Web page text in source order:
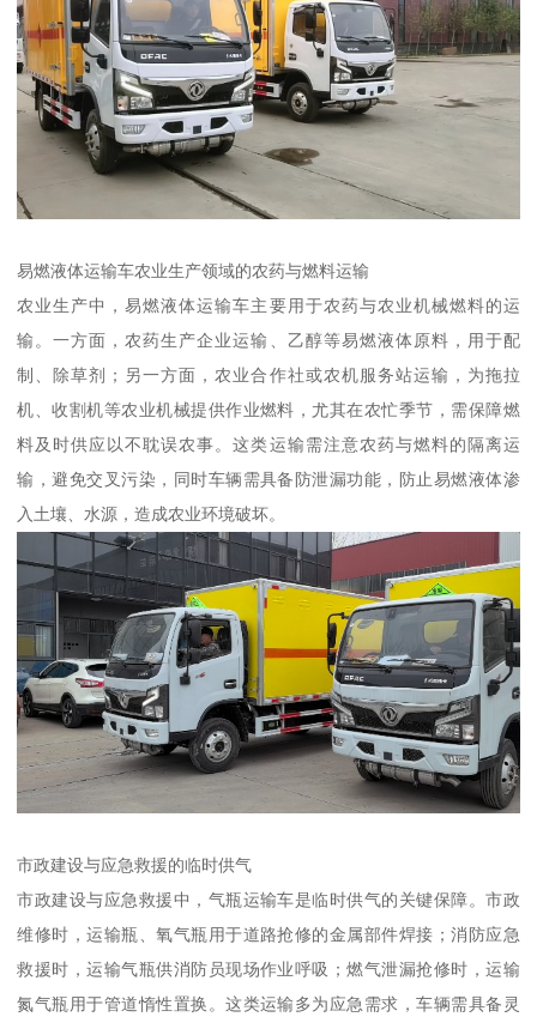
易燃液体运输车农业生产领域的农药与燃料运输​
农业生产中，易燃液体运输车主要用于农药与农业机械燃料的运
输。一方面，农药生产企业运输、乙醇等易燃液体原料，用于配
制、除草剂；另一方面，农业合作社或农机服务站运输，为拖拉
机、收割机等农业机械提供作业燃料，尤其在农忙季节，需保障燃
料及时供应以不耽误农事。这类运输需注意农药与燃料的隔离运
输，避免交叉污染，同时车辆需具备防泄漏功能，防止易燃液体渗
入土壤、水源，造成农业环境破坏。​
市政建设与应急救援的临时供气​
市政建设与应急救援中，气瓶运输车是临时供气的关键保障。市政
维修时，运输瓶、氧气瓶用于道路抢修的金属部件焊接；消防应急
救援时，运输气瓶供消防员现场作业呼吸；燃气泄漏抢修时，运输
氮气瓶用于管道惰性置换。这类运输多为应急需求，车辆需具备灵